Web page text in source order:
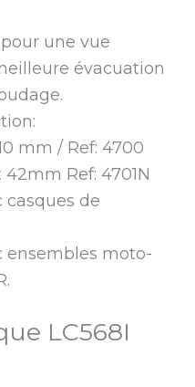
une vue
évacuation
mm / Ref: 4700
42mm Ref: 4701N
de
ensembles moto-
LC568I